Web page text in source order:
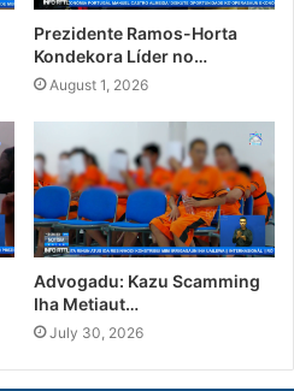
Prezidente Ramos-Horta
Kondekora Líder no…
August 1, 2026
Advogadu: Kazu Scamming
Iha Metiaut…
July 30, 2026